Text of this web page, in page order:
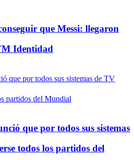
que Messi: llegaron
Identidad
que por todos sus sistemas
todos los partidos del